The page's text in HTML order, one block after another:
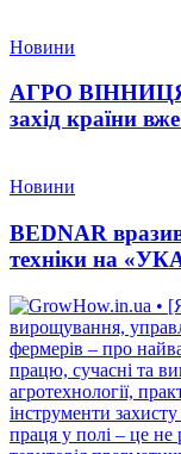
Новини
АГРО ВІННИЦЯ
захід країни
Новини
BEDNAR
техніки на